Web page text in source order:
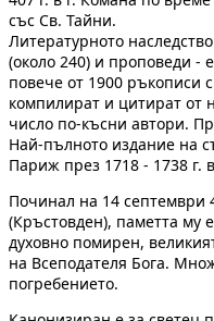
със Св. Тайни.
Литературното
(около 240) и проповеди -
повече от 1900 ръкописи
компилират и цитират от
число по-късни автори.
Най-пълното издание на
Париж през 1718 - 1738 г.
Починал на 14 септември
(Кръстовден), паметта му
духовно помирен,
на Всеподателя Бога.
погребението.